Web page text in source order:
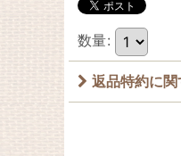
数量:
返品特約に